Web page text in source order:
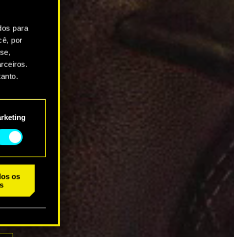
para
por
as
os